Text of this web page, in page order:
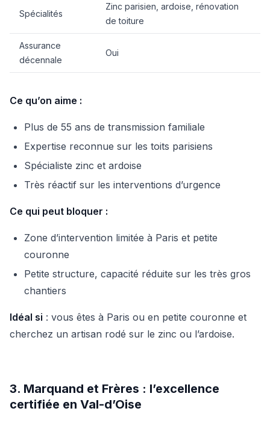
Spécialités
Zinc parisien, ardoise, rénovation
de toiture
Assurance
décennale
Oui
Ce qu’on aime :
Plus de 55 ans de transmission familiale
Expertise reconnue sur les toits parisiens
Spécialiste zinc et ardoise
Très réactif sur les interventions d’urgence
Ce qui peut bloquer :
Zone d’intervention limitée à Paris et petite
couronne
Petite structure, capacité réduite sur les très gros
chantiers
Idéal si : vous êtes à Paris ou en petite couronne et
cherchez un artisan rodé sur le zinc ou l’ardoise.
3. Marquand et Frères : l’excellence
certifiée en Val-d’Oise